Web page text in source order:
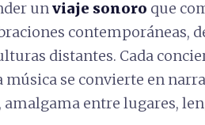
unviaje sonoro que
contemporáneas,
distantes. Cada
se convierte en
entre lugares,